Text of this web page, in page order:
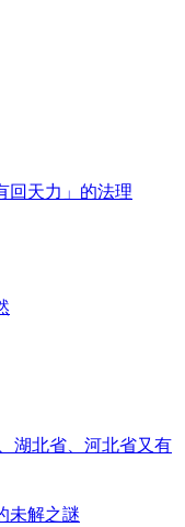
回天力」的法理
湖北省、河北省又有
未解之謎